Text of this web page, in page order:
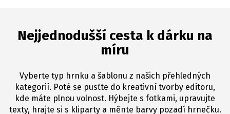
Nejjednodušší cesta k dárku na
míru
Vyberte typ hrnku a šablonu z našich přehledných
kategorií. Poté se pusťte do kreativní tvorby editoru,
kde máte plnou volnost. Hýbejte s fotkami, upravujte
texty, hrajte si s kliparty a měnte barvy pozadí hrnečku.